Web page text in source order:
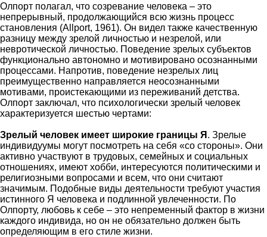
Олпорт полагал, что созревание человека – это
непрерывный, продолжающийся всю жизнь процесс
становления (Allport, 1961). Он видел также качественную
разницу между зрелой личностью и незрелой, или
невротической личностью. Поведение зрелых субъектов
функционально автономно и мотивировано осознанными
процессами. Напротив, поведение незрелых лиц
преимущественно направляется неосознанными
мотивами, проистекающими из переживаний детства.
Олпорт заключал, что психологически зрелый человек
характеризуется шестью чертами:
Зрелый человек имеет широкие границы Я . Зрелые
индивидуумы могут посмотреть на себя «со стороны». Они
активно участвуют в трудовых, семейных и социальных
отношениях, имеют хобби, интересуются политическими и
религиозными вопросами и всем, что они считают
значимым. Подобные виды деятельности требуют участия
истинного Я человека и подлинной увлеченности. По
Олпорту, любовь к себе – это непременный фактор в жизни
каждого индивида, но он не обязательно должен быть
определяющим в его стиле жизни.